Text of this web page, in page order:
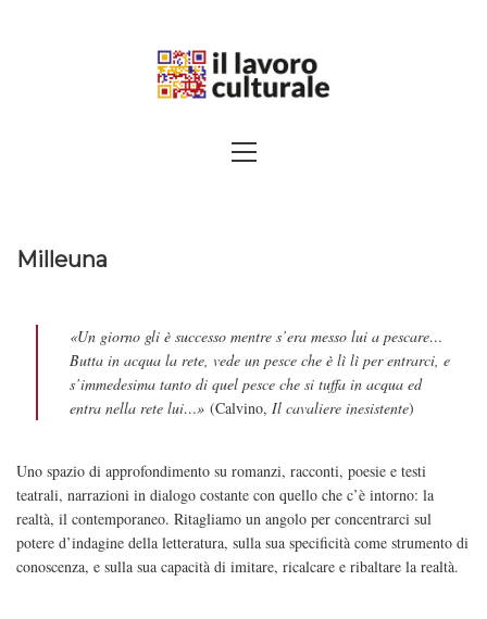
SAPERI, AFFACCIARSI SUL
Menu
Milleuna
«Un giorno gli è successo mentre s’era messo lui a pescare…
Butta in acqua la rete, vede un pesce che è lì lì per entrarci, e
s’immedesima tanto di quel pesce che si tuffa in acqua ed
entra nella rete lui…» (Calvino, Il cavaliere inesistente)
Uno spazio di approfondimento su romanzi, racconti, poesie e testi
teatrali, narrazioni in dialogo costante con quello che c’è intorno: la
realtà, il contemporaneo. Ritagliamo un angolo per concentrarci sul
potere d’indagine della letteratura, sulla sua specificità come strumento di
conoscenza, e sulla sua capacità di imitare, ricalcare e ribaltare la realtà.